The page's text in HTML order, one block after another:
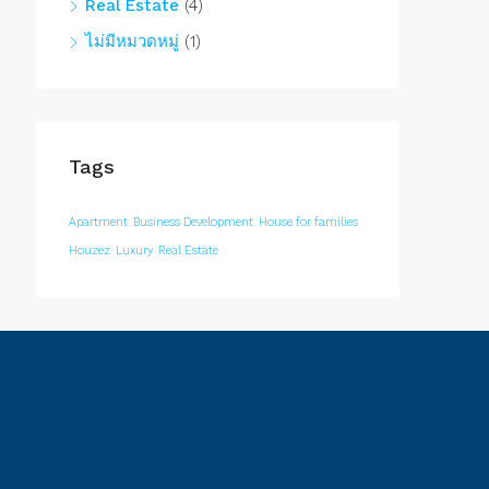
Real Estate (4)
ไม่มีหมวดหมู่ (1)
Tags
Apartment Business Development House for families
Houzez Luxury Real Estate